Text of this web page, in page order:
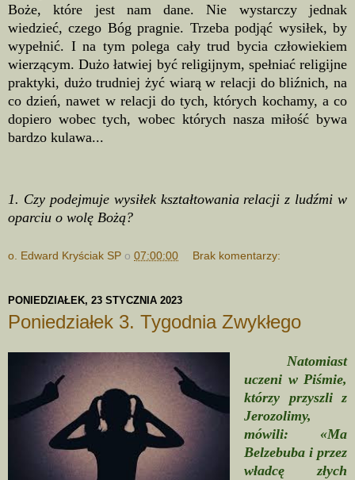
Boże, które jest nam dane. Nie wystarczy jednak
wiedzieć, czego Bóg pragnie. Trzeba podjąć wysiłek, by
wypełnić. I na tym polega cały trud bycia człowiekiem
wierzącym. Dużo łatwiej być religijnym, spełniać religijne
praktyki, dużo trudniej żyć wiarą w relacji do bliźnich, na
co dzień, nawet w relacji do tych, których kochamy, a co
dopiero wobec tych, wobec których nasza miłość bywa
bardzo kulawa...
1. Czy podejmuje wysiłek kształtowania relacji z ludźmi w
oparciu o wolę Bożą?
o. Edward Kryściak SP o 07:00:00 Brak komentarzy:
PONIEDZIAŁEK, 23 STYCZNIA 2023
Poniedziałek 3. Tygodnia Zwykłego
Natomiast
uczeni w Piśmie,
którzy przyszli z
Jerozolimy,
mówili: «Ma
Belzebuba i przez
władcę złych